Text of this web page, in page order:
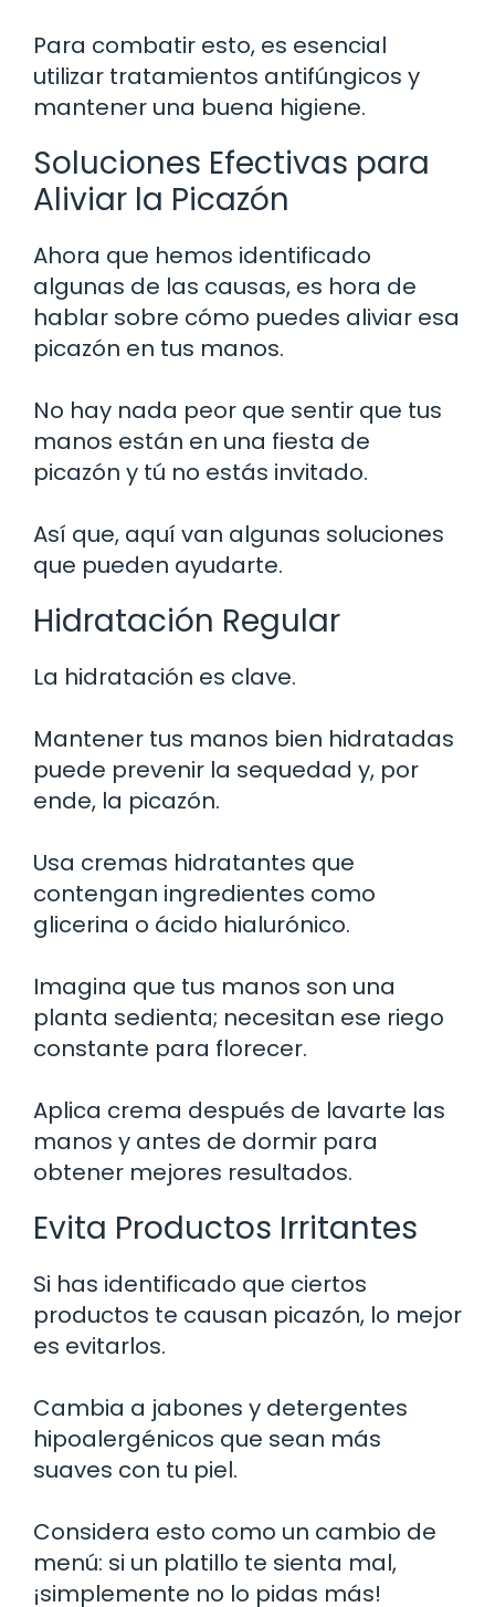
Para combatir esto, es esencial
utilizar tratamientos antifúngicos y
mantener una buena higiene.
Soluciones Efectivas para
Aliviar la Picazón
Ahora que hemos identificado
algunas de las causas, es hora de
hablar sobre cómo puedes aliviar esa
picazón en tus manos.
No hay nada peor que sentir que tus
manos están en una fiesta de
picazón y tú no estás invitado.
Así que, aquí van algunas soluciones
que pueden ayudarte.
Hidratación Regular
La hidratación es clave.
Mantener tus manos bien hidratadas
puede prevenir la sequedad y, por
ende, la picazón.
Usa cremas hidratantes que
contengan ingredientes como
glicerina o ácido hialurónico.
Imagina que tus manos son una
planta sedienta; necesitan ese riego
constante para florecer.
Aplica crema después de lavarte las
manos y antes de dormir para
obtener mejores resultados.
Evita Productos Irritantes
Si has identificado que ciertos
productos te causan picazón, lo mejor
es evitarlos.
Cambia a jabones y detergentes
hipoalergénicos que sean más
suaves con tu piel.
Considera esto como un cambio de
menú: si un platillo te sienta mal,
¡simplemente no lo pidas más!